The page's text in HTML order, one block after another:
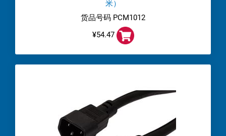
米）
货品号码 PCM1012
¥54.47